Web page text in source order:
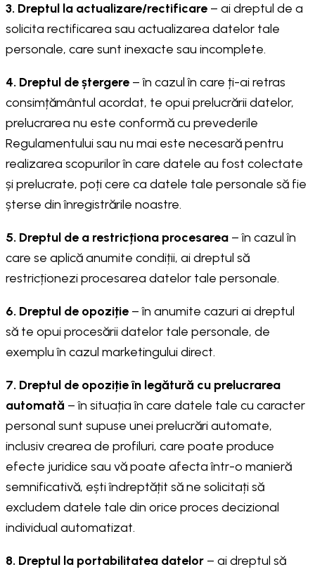
3. Dreptul la actualizare/rectificare – ai dreptul de a
solicita rectificarea sau actualizarea datelor tale
personale, care sunt inexacte sau incomplete.
4. Dreptul de ștergere – în cazul în care ți-ai retras
consimțământul acordat, te opui prelucrării datelor,
prelucrarea nu este conformă cu prevederile
Regulamentului sau nu mai este necesară pentru
realizarea scopurilor în care datele au fost colectate
și prelucrate, poți cere ca datele tale personale să fie
șterse din înregistrările noastre.
5. Dreptul de a restricționa procesarea – în cazul în
care se aplică anumite condiții, ai dreptul să
restricționezi procesarea datelor tale personale.
6. Dreptul de opoziție – în anumite cazuri ai dreptul
să te opui procesării datelor tale personale, de
exemplu în cazul marketingului direct.
7. Dreptul de opoziție în legătură cu prelucrarea
automată – în situația în care datele tale cu caracter
personal sunt supuse unei prelucrări automate,
inclusiv crearea de profiluri, care poate produce
efecte juridice sau vă poate afecta într-o manieră
semnificativă, ești îndreptățit să ne solicitați să
excludem datele tale din orice proces decizional
individual automatizat.
8. Dreptul la portabilitatea datelor – ai dreptul să